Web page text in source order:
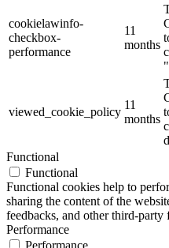
cookielawinfo-
checkbox-
performance
11
months
viewed_cookie_policy
11
months
Functional
Functional
Functional cookies help to
sharing the content of the
feedbacks, and other third-party
Performance